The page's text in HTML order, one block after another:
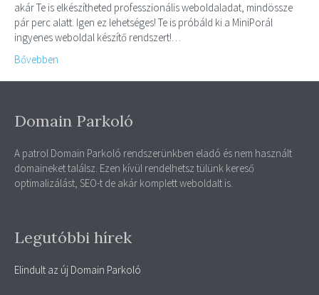
akár Te is elkészítheted professzionális weboldaladat, mindössze
pár perc alatt. Igen ez lehetséges! Te is próbáld ki a MiniPorál
ingyenes weboldal készítő rendszert!…
Bővebben
Domain Parkoló
A patrol Domain Parkoló rendszerünkben eladó és nem használt
domaineket találsz. Ezen kívül rendelhetsz tülünk kereső
optimalizálást, SEO-t de akár komplett weboldalt is.
Legutóbbi hírek
Elindult az új Domain Parkoló